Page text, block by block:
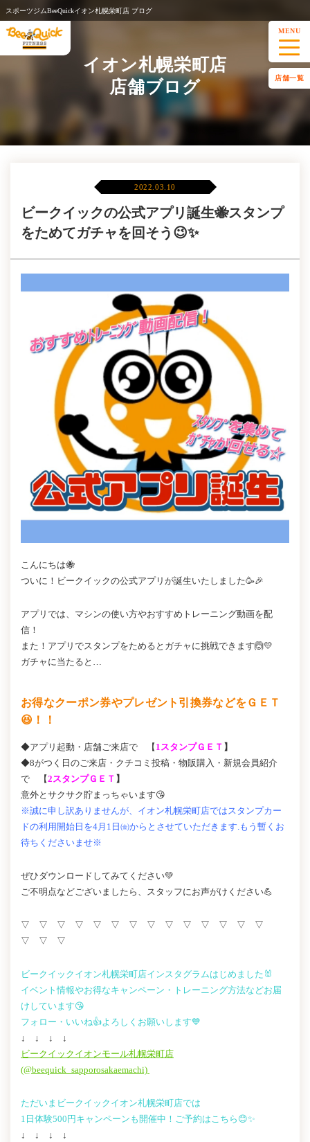
スポーツジムBeeQuickイオン札幌栄町店 ブログ
MENU
店舗一覧
イオン札幌栄町店
店舗ブログ
2022.03.10
ビークイックの公式アプリ誕生🐝スタンプ
をためてガチャを回そう😉✨
こんにちは🐝
ついに！ビークイックの公式アプリが誕生いたしました🥳🎉
アプリでは、マシンの使い方やおすすめトレーニング動画を配
信！
また！アプリでスタンプをためるとガチャに挑戦できます🙆💛
ガチャに当たると…
お得なクーポン券やプレゼント引換券などをＧＥＴ
😆！！
◆アプリ起動・店舗ご来店で 【 1スタンプＧＥＴ 】
◆8がつく日のご来店・クチコミ投稿・物販購入・新規会員紹介
で 【2スタンプＧＥＴ 】
意外とサクサク貯まっちゃいます😘
※誠に申し訳ありませんが、イオン札幌栄町店ではスタンプカー
ドの利用開始日を4月1日㈮からとさせていただきます.もう暫くお
待ちくださいませ※
ぜひダウンロードしてみてください💚
ご不明点などございましたら、スタッフにお声がけください💪
▽ ▽ ▽ ▽ ▽ ▽ ▽ ▽ ▽ ▽ ▽ ▽ ▽ ▽
▽ ▽ ▽
ビークイックイオン札幌栄町店インスタグラムはじめました🐰
イベント情報やお得なキャンペーン・トレーニング方法などお届
けしています😘
フォロー・いいね👍よろしくお願いします💙
↓ ↓ ↓ ↓
ビークイックイオンモール札幌栄町店
(@beequick_sapporosakaemachi)
ただいまビークイックイオン札幌栄町店では
1日体験500円キャンペーンも開催中！ご予約はこちら😊✨
↓ ↓ ↓ ↓